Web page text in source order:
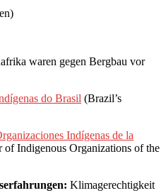
waren gegen Bergbau vor
do Brasil (Brazil’s
Indígenas de la
of Indigenous Organizations of the
Klimagerechtigkeit